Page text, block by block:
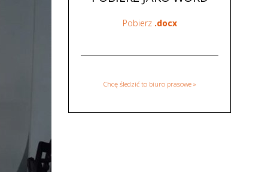
Pobierz .docx
Chcę śledzić to biuro prasowe »